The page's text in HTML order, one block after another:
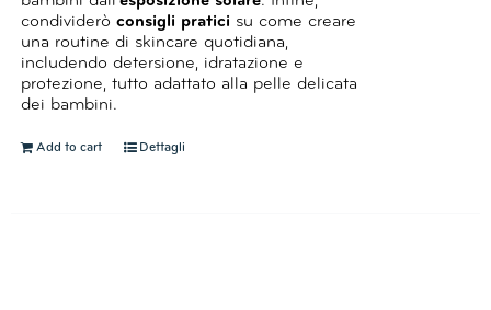
condividerò consigli pratici su come creare
una routine di skincare quotidiana,
includendo detersione, idratazione e
protezione, tutto adattato alla pelle delicata
dei bambini.
Add to cart Dettagli